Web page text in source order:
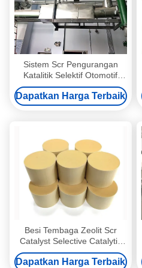
Sistem Scr Pengurangan
Katalitik Selektif Otomotif
Untuk Aplikasi De Nox
Dapatkan Harga Terbaik
Besi Tembaga Zeolit ​​​​Scr
Catalyst Selective Catalytic
Reduction Nox Nh3 Suhu
Rendah
Dapatkan Harga Terbaik